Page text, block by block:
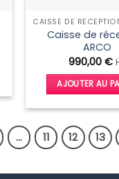
Caisse de
ARCO
990,00€
AJOUTER AU
… 11 12 13